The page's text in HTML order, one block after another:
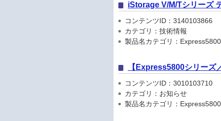
iStorage V/M/Tシリーズ
コンテンツID：3140103866
カテゴリ：技術情報
製品名カテゴリ：
【Express5800シリー
コンテンツID：3010103710
カテゴリ：お知らせ
製品名カテゴリ：